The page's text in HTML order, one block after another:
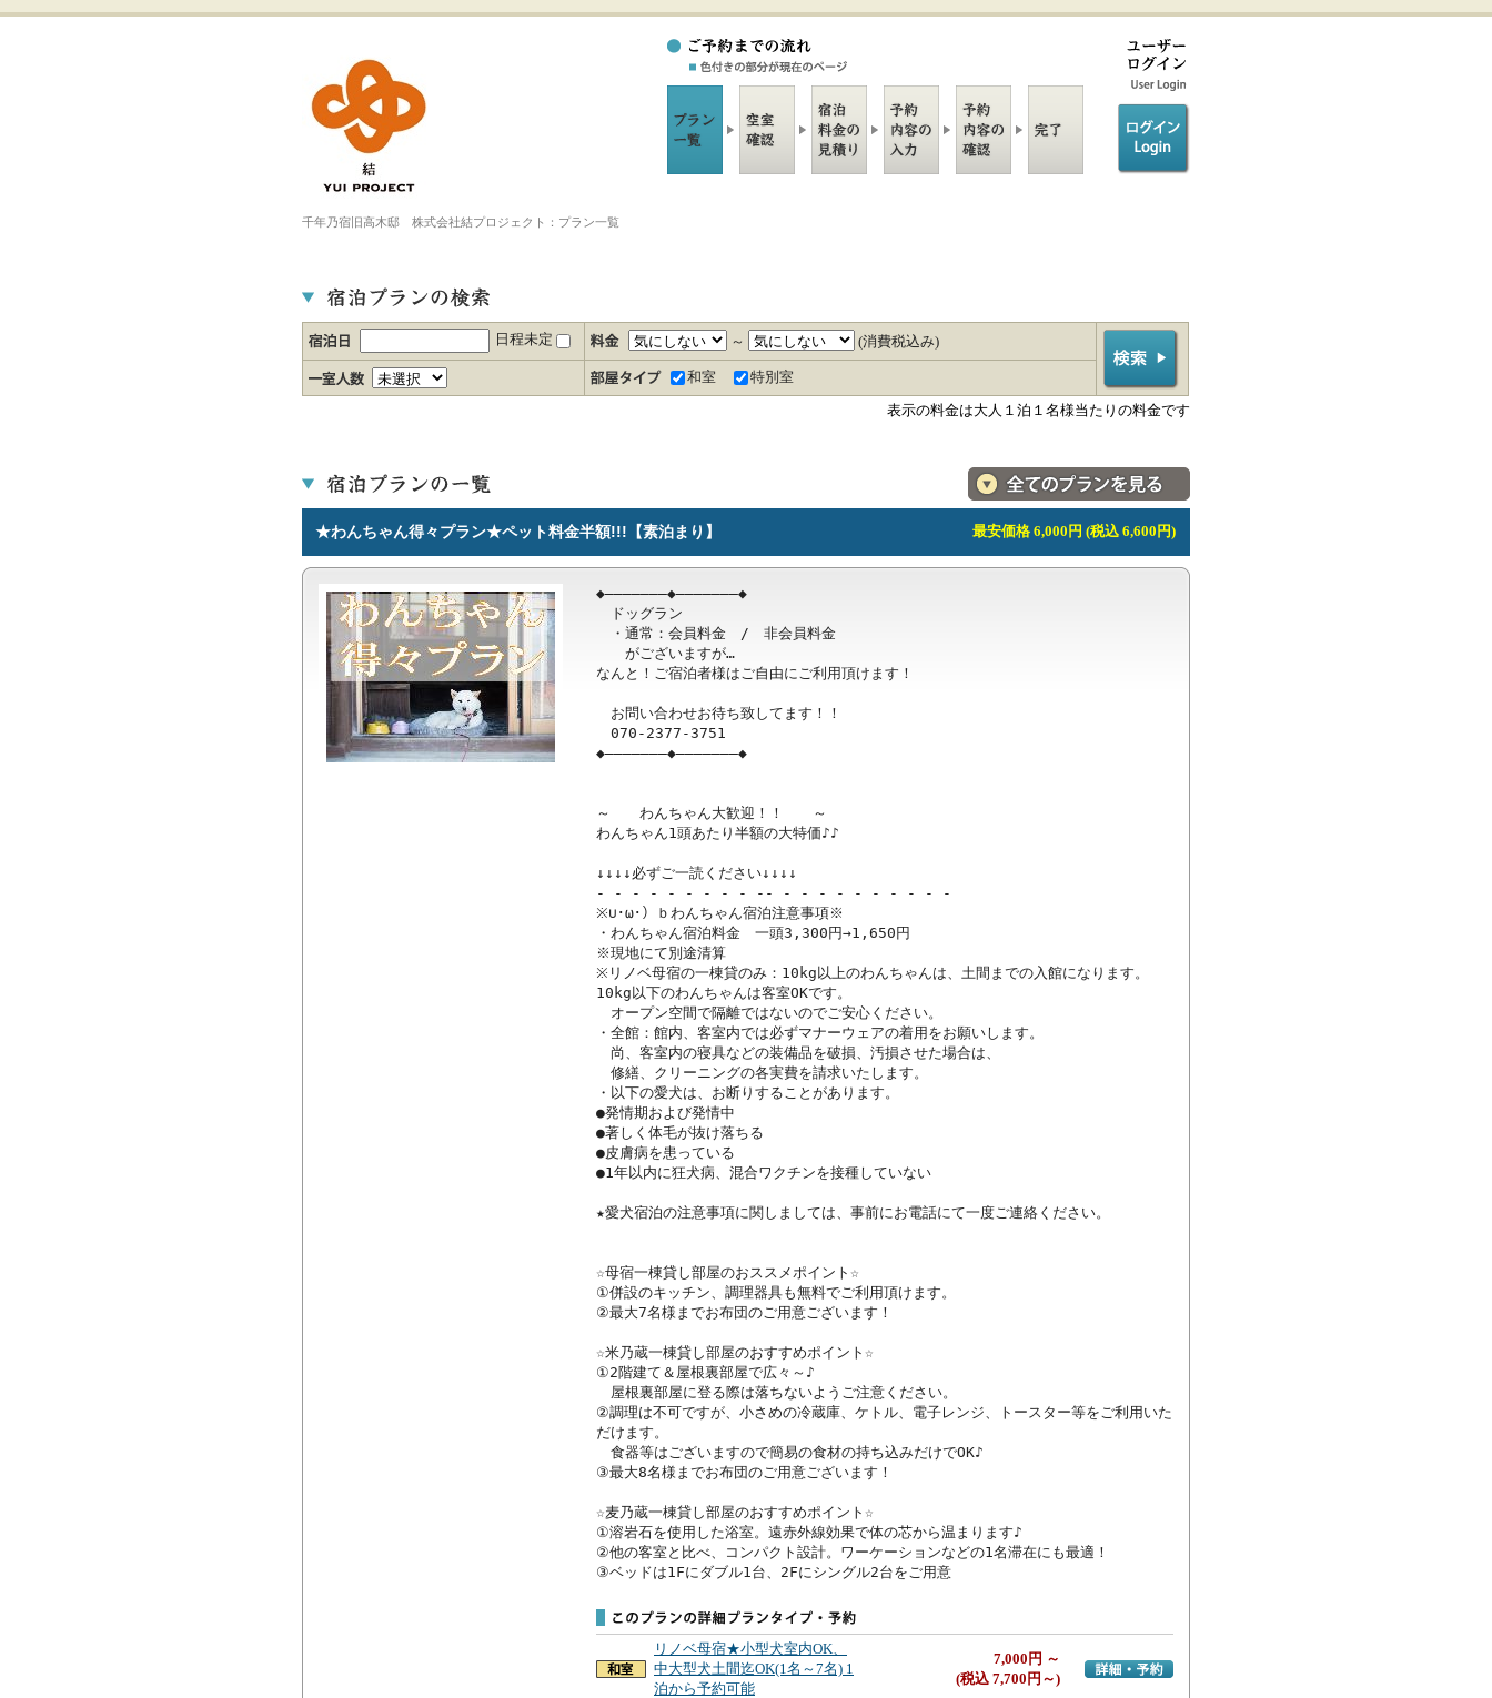
千年乃宿旧高木邸 株式会社結プロジェクト：プラン一覧
日程未定 ～ (消費税込み)
和室
特別室
表示の料金は大人１泊１名様当たりの料金です
料金・宿泊プラン一覧へ
★わんちゃん得々プラン★ペット料金半額!!!【素泊まり】 最安価格 6,000円 (税込 6,600円)
◆―――――――◆―――――――◆
ドッグラン
・通常：会員料金　/　非会員料金
がございますが…
なんと！ご宿泊者様はご自由にご利用頂けます！
お問い合わせお待ち致してます！！
070-2377-3751
◆―――――――◆―――――――◆
～　　わんちゃん大歓迎！！　　～
わんちゃん1頭あたり半額の大特価♪♪
↓↓↓↓必ずご一読ください↓↓↓↓
- - - - - - - - - -- - - - - - - - - - -
※∪･ω･）ｂわんちゃん宿泊注意事項※
・わんちゃん宿泊料金　一頭3,300円→1,650円
※現地にて別途清算
※リノベ母宿の一棟貸のみ：10kg以上のわんちゃんは、土間までの入館になります。
10kg以下のわんちゃんは客室OKです。
オープン空間で隔離ではないのでご安心ください。
・全館：館内、客室内では必ずマナーウェアの着用をお願いします。
尚、客室内の寝具などの装備品を破損、汚損させた場合は、
修繕、クリーニングの各実費を請求いたします。
・以下の愛犬は、お断りすることがあります。
●発情期および発情中
●著しく体毛が抜け落ちる
●皮膚病を患っている
●1年以内に狂犬病、混合ワクチンを接種していない
★愛犬宿泊の注意事項に関しましては、事前にお電話にて一度ご連絡ください。
☆母宿一棟貸し部屋のおススメポイント☆
①併設のキッチン、調理器具も無料でご利用頂けます。
②最大7名様までお布団のご用意ございます！
☆米乃蔵一棟貸し部屋のおすすめポイント☆
①2階建て＆屋根裏部屋で広々～♪
屋根裏部屋に登る際は落ちないようご注意ください。
②調理は不可ですが、小さめの冷蔵庫、ケトル、電子レンジ、トースター等をご利用いた
だけます。
食器等はございますので簡易の食材の持ち込みだけでOK♪
③最大8名様までお布団のご用意ございます！
☆麦乃蔵一棟貸し部屋のおすすめポイント☆
①溶岩石を使用した浴室。遠赤外線効果で体の芯から温まります♪
②他の客室と比べ、コンパクト設計。ワーケーションなどの1名滞在にも最適！
③ベッドは1Fにダブル1台、2Fにシングル2台をご用意
リノベ母宿★小型犬室内OK、
中大型犬土間迄OK(1名～7名) 1
泊から予約可能
7,000円 ～
(税込 7,700円～)
詳細・予約へ